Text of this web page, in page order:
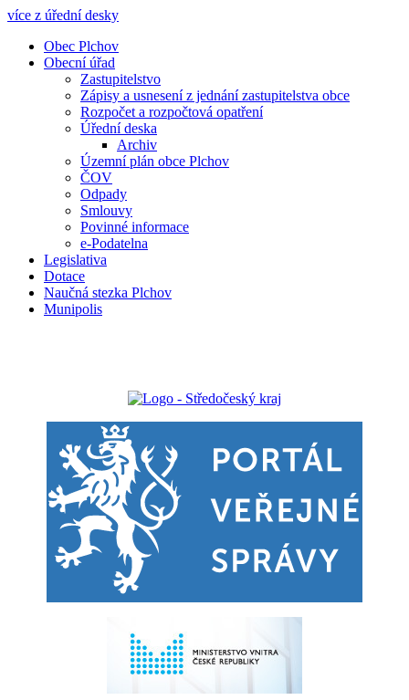
více z úřední desky
Obec Plchov
Obecní úřad
Zastupitelstvo
Zápisy a usnesení z jednání zastupitelstva obce
Rozpočet a rozpočtová opatření
Úřední deska
Archiv
Územní plán obce Plchov
ČOV
Odpady
Smlouvy
Povinné informace
e-Podatelna
Legislativa
Dotace
Naučná stezka Plchov
Munipolis